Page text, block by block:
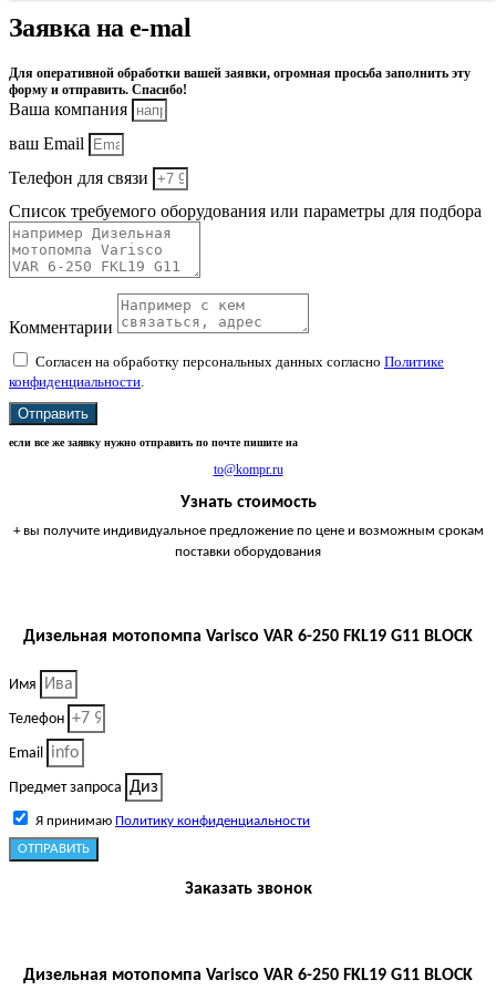
Заявка на e-mal
Для оперативной обработки вашей заявки, огромная просьба заполнить эту
форму и отправить. Спасибо!
Ваша компания
ваш Email
Телефон для связи
Список требуемого оборудования или параметры для подбора
Комментарии
Согласен на обработку персональных данных согласно Политике
конфиденциальности.
Отправить
если все же заявку нужно отправить по почте пишите на
to@kompr.ru
Узнать стоимость
+ вы получите индивидуальное предложение по цене и возможным срокам
поставки оборудования
Дизельная мотопомпа Varisco VAR 6-250 FKL19 G11 BLOCK
Имя
Телефон
Email
Предмет запроса
Я принимаю Политику конфиденциальности
ОТПРАВИТЬ
Заказать звонок
Дизельная мотопомпа Varisco VAR 6-250 FKL19 G11 BLOCK